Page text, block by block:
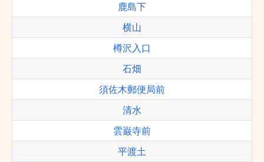
鹿島下
横山
樽沢入口
石畑
須佐木郵便局前
清水
雲巌寺前
平渡土